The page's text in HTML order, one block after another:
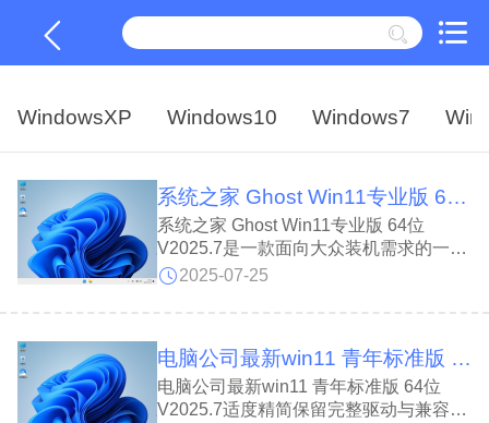
WindowsXP Windows10 Windows7
系统之家 Ghost Win11专业版 64位 V2025.7
系统之家 Ghost Win11专业版 64位
V2025.7是一款面向大众装机需求的一站
式Windows11系统，系统之家 Ghost
机制与海量驱动库，可自动识别并安装各
法安装的问题，硬盘使用状况实时监测并
智能优化，延长磁盘寿命，确保系统稳定
流畅。
2025-07-25
电脑公司最新win11 青年标准版 64位 V2025.7
电脑公司最新win11 青年标准版 64位
V2025.7适度精简保留完整驱动与兼容